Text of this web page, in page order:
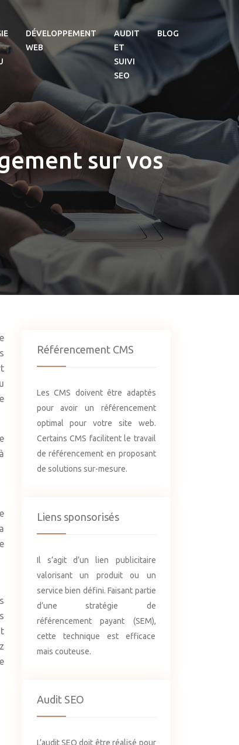
DÉVELOPPEMENT
WEB
AUDIT
ET
SUIVI
SEO
BLOG
sur vos
Référencement CMS
Les CMS doivent être adaptés
pour avoir un référencement
optimal pour votre site web.
Certains CMS facilitent le travail
de référencement en proposant
de solutions sur-mesure.
Liens sponsorisés
Il s’agit d’un lien publicitaire
valorisant un produit ou un
service bien défini. Faisant partie
d’une stratégie de
référencement payant (SEM),
cette technique est efficace
mais couteuse.
Audit SEO
L’audit SEO doit être réalisé pour